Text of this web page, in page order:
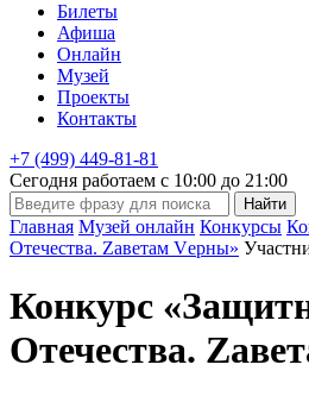
Билеты
Афиша
Онлайн
Музей
Проекты
Контакты
+7 (499) 449-81-81
Сегодня работаем с 10:00 до 21:00
Главная Музей онлайн Конкурсы
Отечества. Zаветам Vерны»
Конкурс
Отечества.